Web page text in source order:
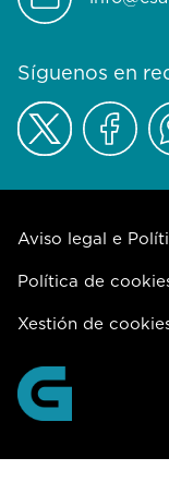
Síguenos en
Aviso legal e
Política de
Xestión de